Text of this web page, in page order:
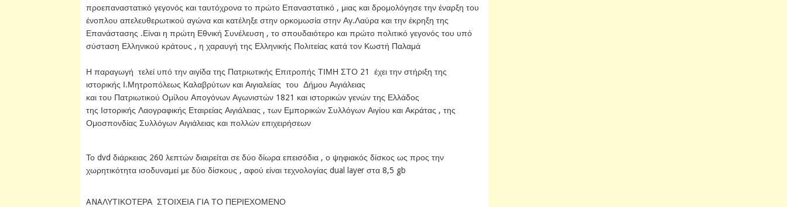
προεπαναστατικό γεγονός και ταυτόχρονα το πρώτο Επαναστατικό , μιας και δρομολόγησε την έναρξη του
ένοπλου απελευθερωτικού αγώνα και κατέληξε στην ορκομωσία στην Αγ.Λαύρα και την έκρηξη της
Επανάστασης .Είναι η πρώτη Εθνική Συνέλευση , το σπουδαιότερο και πρώτο πολιτικό γεγονός του υπό
σύσταση Ελληνικού κράτους , η χαραυγή της Ελληνικής Πολιτείας κατά τον Κωστή Παλαμά
Η παραγωγή τελεί υπό την αιγίδα της Πατριωτικής Επιτροπής ΤΙΜΗ ΣΤΟ 21 έχει την στήριξη της
ιστορικής Ι.Μητροπόλεως Καλαβρύτων και Αιγιαλείας του Δήμου Αιγιάλειας
και του Πατριωτικού Ομίλου Απογόνων Αγωνιστών 1821 και ιστορικών γενών της Ελλάδος
της Ιστορικής Λαογραφικής Εταιρείας Αιγιάλειας , των Εμπορικών Συλλόγων Αιγίου και Ακράτας , της
Ομοσπονδίας Συλλόγων Αιγιάλειας και πολλών επιχειρήσεων
Το dvd διάρκειας 260 λεπτών διαιρείται σε δύο δίωρα επεισόδια , ο ψηφιακός δίσκος ως προς την
χωρητικότητα ισοδυναμεί με δύο δίσκους , αφού είναι τεχνολογίας dual layer στα 8,5 gb
ANAΛΥΤΙΚΟΤΕΡΑ ΣΤΟΙΧΕΙΑ ΓΙΑ ΤΟ ΠΕΡΙΕΧΟΜΕΝΟ